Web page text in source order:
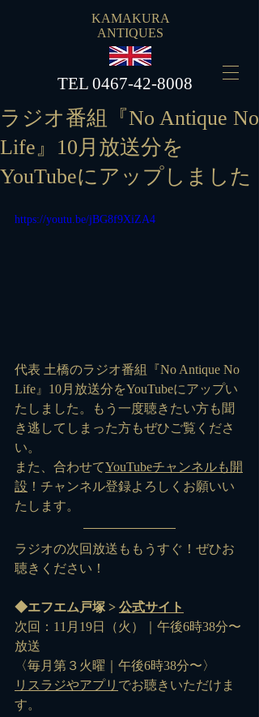
KAMAKURA
ANTIQUES
​TEL 0467-42-8008
ラジオ番組『No Antique No
Life』10月放送分を
YouTubeにアップしました
https://youtu.be/jBG8f9XiZA4
代表 土橋のラジオ番組『No Antique No
Life』10月放送分をYouTubeにアップい
たしました。もう一度聴きたい方も聞
き逃してしまった方もぜひご覧くださ
い。
また、合わせてYouTubeチャンネルも開
設 ！チャンネル登録よろしくお願いい
たします。
ラジオの次回放送ももうすぐ！ぜひお
聴きください！
◆エフエム戸塚 > 公式サイト
次回：11月19日（火）｜午後6時38分〜
放送
〈毎月第３火曜｜午後6時38分〜〉
リスラジやアプリ でお聴きいただけま
す。